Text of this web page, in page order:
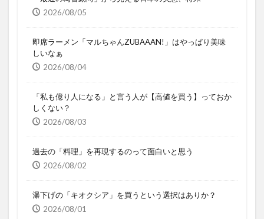
2026/08/05
即席ラーメン「マルちゃんZUBAAAN!」はやっぱり美味
しいなぁ
2026/08/04
「私も億り人になる」と言う人が【高値を買う】っておか
しくない？
2026/08/03
過去の「料理」を再現するのって面白いと思う
2026/08/02
瀑下げの「キオクシア」を買うという選択はありか？
2026/08/01